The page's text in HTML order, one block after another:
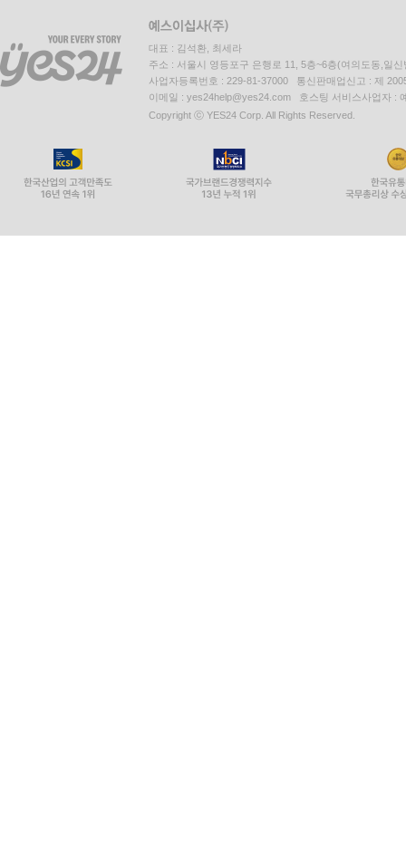
대표 : 김석환, 최세라
주소 : 서울시 영등포구 은행로 11, 5층~6층(여의도동,일신
사업자등록번호 : 229-81-37000 통신판매업신고 : 제
이메일 : yes24help@yes24.com 호스팅 서비스사업자 :
Copyright ⓒ YES24 Corp. All Rights Reserved.